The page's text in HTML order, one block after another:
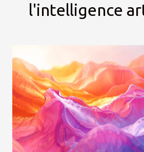
l'intelligence